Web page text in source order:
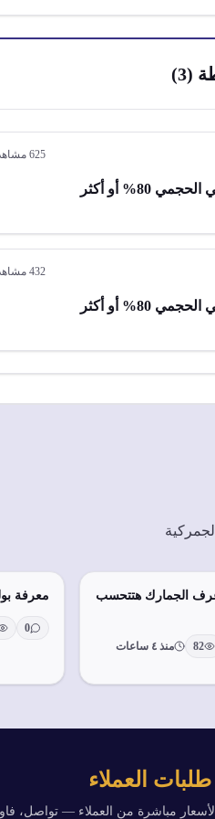
(
3
)
625
أو أكثر
432
أو أكثر
الجمارك هتتحسب
82 منذ ٤ ساعات
معرفة
0
طلبات العملاء
مباشرة من العملاء — تواصل،